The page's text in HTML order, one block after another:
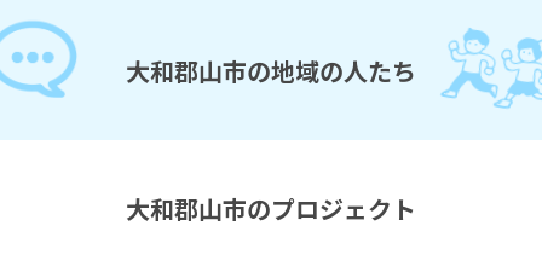
大和郡山市の地域の人たち
大和郡山市のプロジェクト